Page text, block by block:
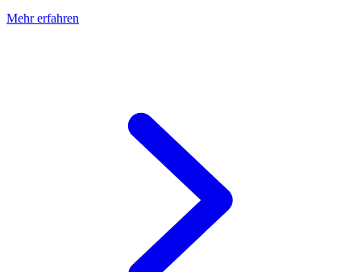
Mehr erfahren